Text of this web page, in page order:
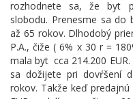
rozhodnete sa, že byt
slobodu. Prenesme sa do
až 65 rokov. Dlhodobý
P.A., čiže ( 6% x 30 r =
mala byt cca 214.200
sa dožijete pri dovŕšení
rokov. Takže keď